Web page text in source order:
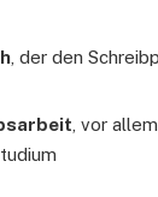
, der den
, vor